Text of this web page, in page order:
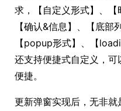
求，【自定义形式】、【
【确认&信息】、【底部
【popup形式】、【
还支持便捷式自定义，
便捷。
更新弹窗实现后，无非就